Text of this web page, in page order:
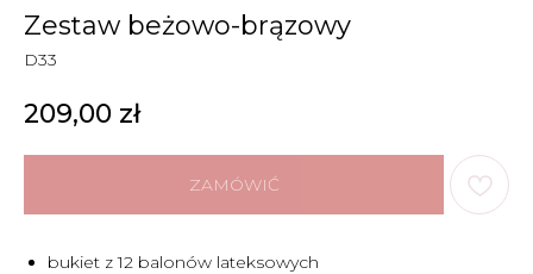
Zestaw beżowo-brązowy
D33
209,00 zł
ZAMÓWIĆ
bukiet z 12 balonów lateksowych